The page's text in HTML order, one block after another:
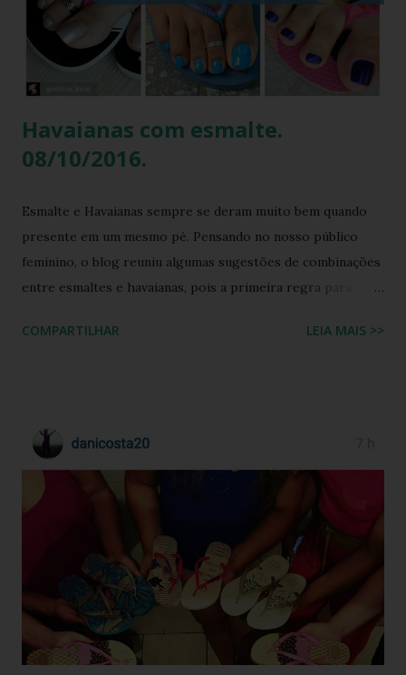
Top preto, por que celebridades adoram esse clássico
brasileiro e como você pode reproduzir o visual da Kelly
Brook com facilidade. Vamos mergu...
Havaianas com esmalte.
08/10/2016.
Esmalte e Havaianas sempre se deram muito bem quando
presente em um mesmo pé. Pensando no nosso público
feminino, o blog reuniu algumas sugestões de combinações
entre esmaltes e havaianas, pois a primeira regra para
BUSCA PERSONALIZADA NOS ACERVOS DO BLOG
COMPARTILHAR LEIA MAIS >>